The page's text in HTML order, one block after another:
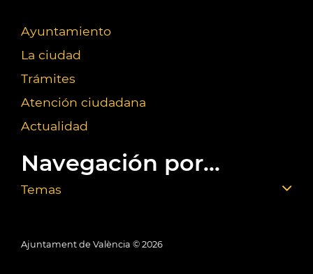
Ayuntamiento
La ciudad
Trámites
Atención ciudadana
Actualidad
Navegación por...
Temas
Ajuntament de València © 2026